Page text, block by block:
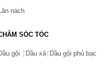
nách
SÓC TÓC
gội Dầu xả Dầu gội phủ bạc